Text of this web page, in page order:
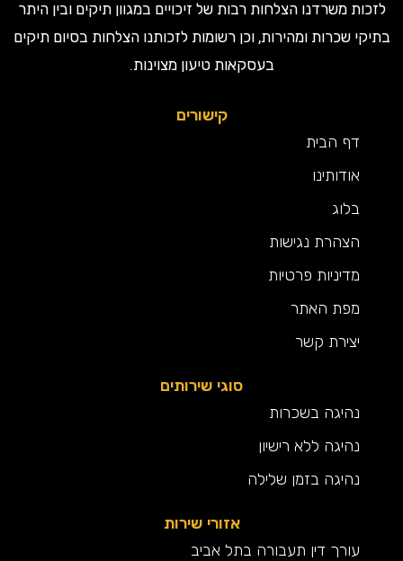
משרדנו הצלחות רבות של זיכויים במגוון תיקים ובין היתר
שכרות ומהירות, וכן רשומות לזכותנו הצלחות בסיום תיקים
בעסקאות טיעון מצוינות.
קישורים
דף הבית
אודותינו
הצהרת נגישות
מדיניות פרטיות
מפת האתר
יצירת קשר
סוגי שירותים
נהיגה בשכרות
נהיגה ללא רישיון
נהיגה בזמן שלילה
אזורי שירות
עורך דין תעבורה בתל אביב